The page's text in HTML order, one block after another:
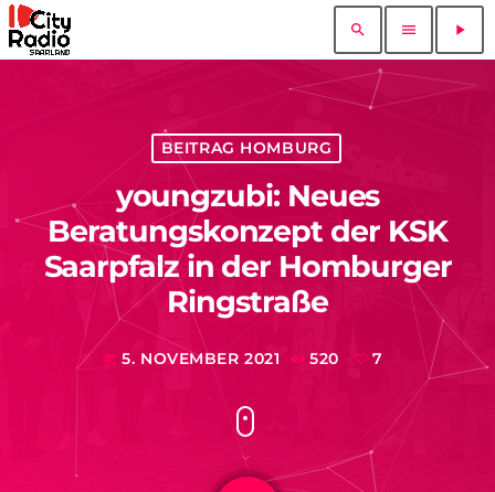
search menu play_arrow
BEITRAG HOMBURG
youngzubi: Neues
Beratungskonzept der KSK
Saarpfalz in der Homburger
Ringstraße
today 5. NOVEMBER 2021 520 7